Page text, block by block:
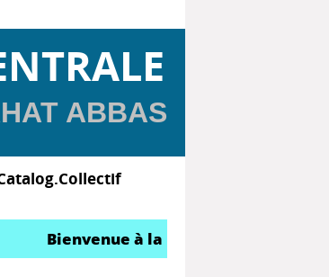
ABBAS
Bienvenue à la Bibliothèque Centrale